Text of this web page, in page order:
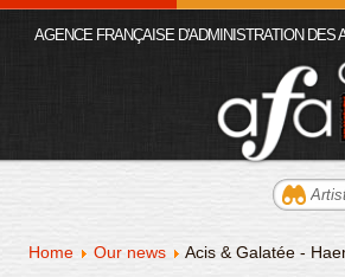
Home Our news Acis & Galatée -
AGENCE FRANÇAISE D'ADMINISTRATION DES